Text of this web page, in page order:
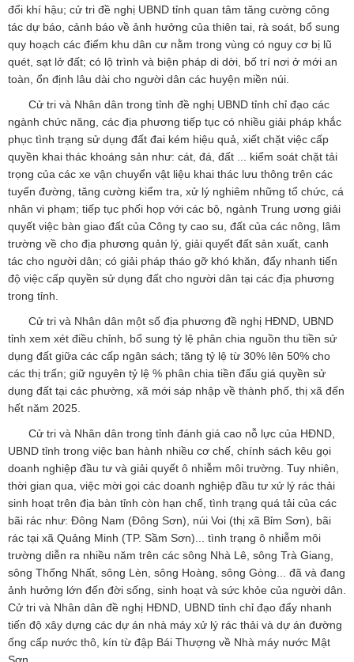
đổi khí hậu; cử tri đề nghị UBND tỉnh quan tâm tăng cường công
tác dự báo, cảnh báo về ảnh hưởng của thiên tai, rà soát, bổ sung
quy hoạch các điểm khu dân cư nằm trong vùng có nguy cơ bị lũ
quét, sạt lở đất; có lộ trình và biện pháp di dời, bố trí nơi ở mới an
toàn, ổn định lâu dài cho người dân các huyện miền núi.
Cử tri và Nhân dân trong tỉnh đề nghị UBND tỉnh chỉ đạo các
ngành chức năng, các địa phương tiếp tục có nhiều giải pháp khắc
phục tình trạng sử dụng đất đai kém hiệu quả, xiết chặt việc cấp
quyền khai thác khoáng sản như: cát, đá, đất ... kiểm soát chặt tải
trọng của các xe vận chuyển vật liệu khai thác lưu thông trên các
tuyến đường, tăng cường kiểm tra, xử lý nghiêm những tổ chức, cá
nhân vi phạm; tiếp tục phối họp với các bộ, ngành Trung ương giải
quyết việc bàn giao đất của Công ty cao su, đất của các nông, lâm
trường về cho địa phương quản lý, giải quyết đất sản xuất, canh
tác cho người dân; có giải pháp tháo gỡ khó khăn, đẩy nhanh tiến
độ việc cấp quyền sử dụng đất cho người dân tại các địa phương
trong tỉnh.
Cử tri và Nhân dân một số địa phương đề nghị HĐND, UBND
tỉnh xem xét điều chỉnh, bổ sung tỷ lệ phân chia nguồn thu tiền sử
dụng đất giữa các cấp ngân sách; tăng tỷ lệ từ 30% lên 50% cho
các thị trấn; giữ nguyên tỷ lệ % phân chia tiền đấu giá quyền sử
dụng đất tại các phường, xã mới sáp nhập về thành phố, thị xã đến
hết năm 2025.
Cử tri và Nhân dân trong tỉnh đánh giá cao nỗ lực của HĐND,
UBND tỉnh trong việc ban hành nhiều cơ chế, chính sách kêu gọi
doanh nghiệp đầu tư và giải quyết ô nhiễm môi trường. Tuy nhiên,
thời gian qua, việc mời gọi các doanh nghiệp đầu tư xử lý rác thải
sinh hoạt trên địa bàn tỉnh còn hạn chế, tình trạng quá tải của các
bãi rác như: Đông Nam (Đông Sơn), núi Voi (thị xã Bỉm Sơn), bãi
rác tại xã Quảng Minh (TP. Sầm Sơn)... tình trạng ô nhiễm môi
trường diễn ra nhiều năm trên các sông Nhà Lê, sông Trà Giang,
sông Thống Nhất, sông Lèn, sông Hoàng, sông Gòng... đã và đang
ảnh hưởng lớn đến đời sống, sinh hoạt và sức khỏe của người dân.
Cử tri và Nhân dân đề nghị HĐND, UBND tỉnh chỉ đạo đẩy nhanh
tiến độ xây dựng các dự án nhà máy xử lý rác thải và dự án đường
ống cấp nước thô, kín từ đập Bái Thượng về Nhà máy nước Mật